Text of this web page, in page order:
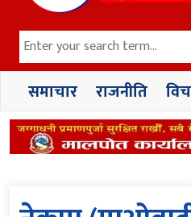
समाचार राजनीति